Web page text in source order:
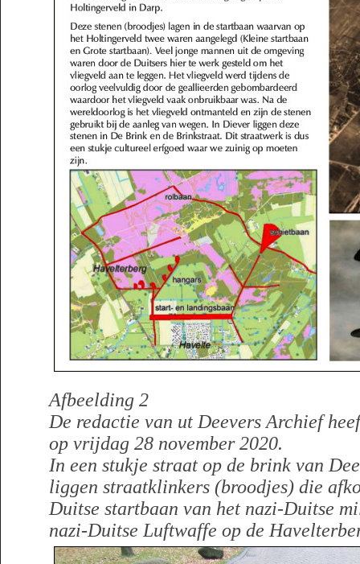
Afbeelding 2
De redactie van ut Deevers Archief
op vrijdag 28 november 2020.
In een stukje straat op de brink van
liggen straatklinkers (broodjes) die
Duitse startbaan van het nazi-Duitse
nazi-Duitse Luftwaffe op de